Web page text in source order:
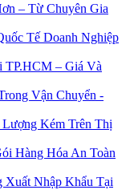
– Từ Chuyên Gia
Tế Doanh Nghiệp
TP.HCM – Giá Và
Vận Chuyển -
Kém Trên Thị
Hàng Hóa An Toàn
Nhập Khẩu Tại